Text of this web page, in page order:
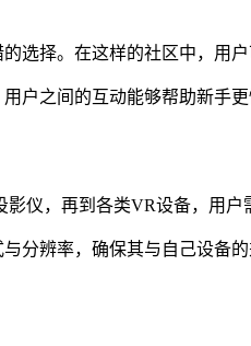
选择。在这样的社区中，用
户之间的互动能够帮助新手
仪，再到各类VR设备，用户
分辨率，确保其与自己设备